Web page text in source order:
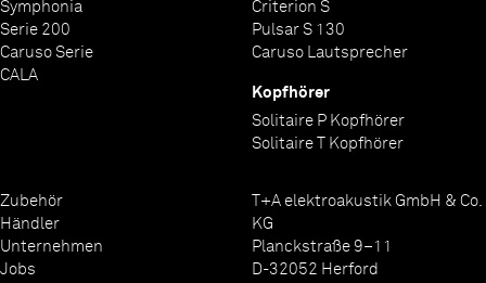
Symphonia
Serie 200
Caruso Serie
CALA
Criterion S
Pulsar S 130
Caruso Lautsprecher
Kopfhörer
Solitaire P Kopfhörer
Solitaire T Kopfhörer
Zubehör
Händler
Unternehmen
Jobs
T+A elektroakustik GmbH & Co.
KG
Planckstraße 9–11
D-32052 Herford